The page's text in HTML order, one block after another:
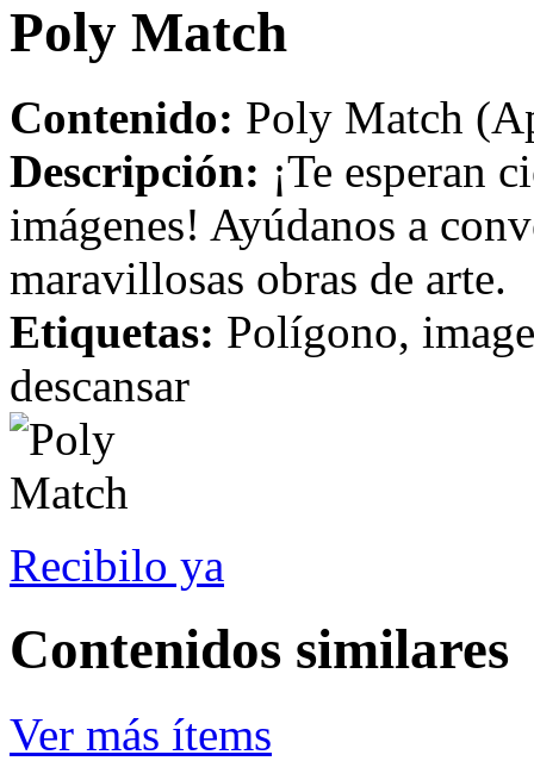
Poly Match
Contenido: Poly Match
Descripción: ¡Te esperan
imágenes! Ayúdanos a
maravillosas obras de arte.
Etiquetas: Polígono,
descansar
Recibilo ya
Contenidos similares
Ver más ítems